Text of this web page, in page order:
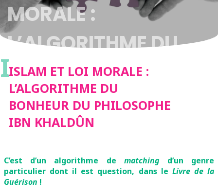
MORALE :
L’ALGORITHME DU
BONHEUR DU
PHILOSOPHE IBN
KHALDÛN
IISLAM ET LOI MORALE :
L’ALGORITHME DU
BONHEUR DU PHILOSOPHE
IBN KHALDÛN
C’est d’un algorithme de matchingd’un genre
particulier dont il est question, dans le Livre de la
Guérison !